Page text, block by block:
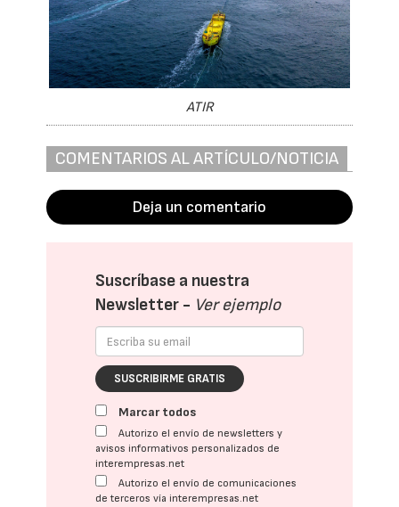
ATIR
COMENTARIOS AL ARTÍCULO/NOTICIA
Deja un comentario
Suscríbase a nuestra
Newsletter - Ver ejemplo
SUSCRIBIRME GRATIS
Marcar todos
Autorizo el envío de newsletters y
avisos informativos personalizados de
interempresas.net
Autorizo el envío de comunicaciones
de terceros vía interempresas.net